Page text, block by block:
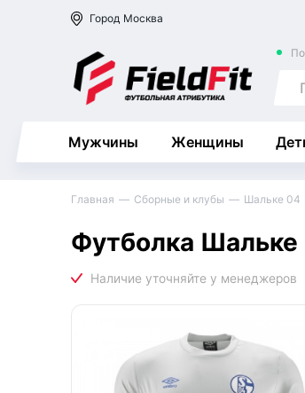
Город Москва
Мужчины Женщины
Главная Сборные и клубы Шальке 04
Футболка Шальке